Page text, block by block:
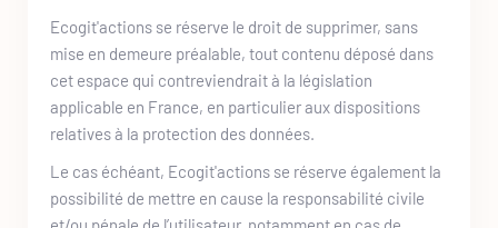
Ecogit'actions se réserve le droit de supprimer, sans
mise en demeure préalable, tout contenu déposé dans
cet espace qui contreviendrait à la législation
applicable en France, en particulier aux dispositions
relatives à la protection des données.
Le cas échéant, Ecogit'actions se réserve également la
possibilité de mettre en cause la responsabilité civile